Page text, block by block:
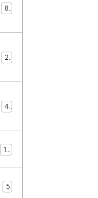
85
28
45
14
5